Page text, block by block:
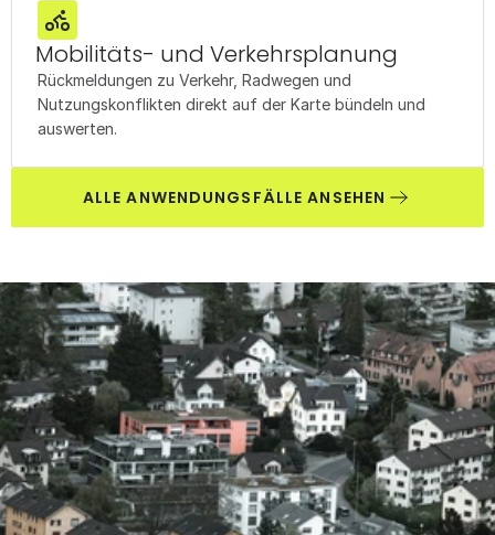
Mobilitäts- und Verkehrsplanung
Rückmeldungen zu Verkehr, Radwegen und
Nutzungskonflikten direkt auf der Karte bündeln und
auswerten.
ALLE ANWENDUNGSFÄLLE ANSEHEN